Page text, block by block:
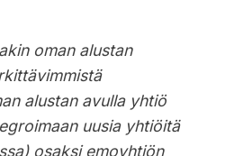
oman alustan
alustan avulla yhtiö
uusia yhtiöitä
osaksi emoyhtiön